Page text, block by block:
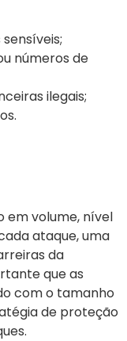
números de
ilegais;
em volume, nível
ataque, uma
da
que as
com o tamanho
de proteção